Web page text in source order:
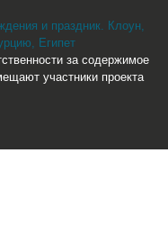
и праздник. Клоун,
Египет
за содержимое
участники проекта